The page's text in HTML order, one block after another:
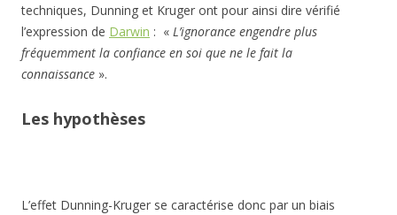
techniques, Dunning et Kruger ont pour ainsi dire vérifié
l’expression de Darwin : « L’ignorance engendre plus
fréquemment la confiance en soi que ne le fait la
connaissance ».
Les hypothèses
L’effet Dunning-Kruger se caractérise donc par un biais